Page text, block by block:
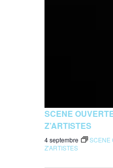
SCENE
Z’ARTISTES
4 septembre
SCENE
Z’ARTISTES